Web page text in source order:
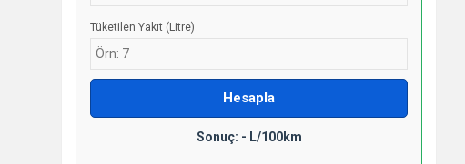
Tüketilen Yakıt (Litre)
Hesapla
Sonuç: - L/100km